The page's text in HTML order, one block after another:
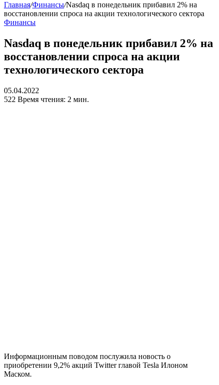
Главная/Финансы/Nasdaq в понедельник прибавил 2% на
восстановлении спроса на акции технологического сектора
Финансы
Nasdaq в понедельник прибавил 2% на
восстановлении спроса на акции
технологического сектора
05.04.2022
522 Время чтения: 2 мин.
Информационным поводом послужила новость о
приобретении 9,2% акций Twitter главой Tesla Илоном
Маском.